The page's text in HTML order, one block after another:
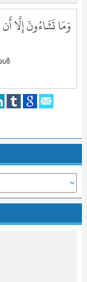
وَمَا تَشَاءُونَ إِلَّا